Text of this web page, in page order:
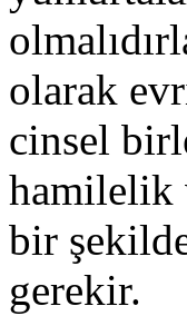
olarak
cinsel
hamilelik
bir
gerekir.